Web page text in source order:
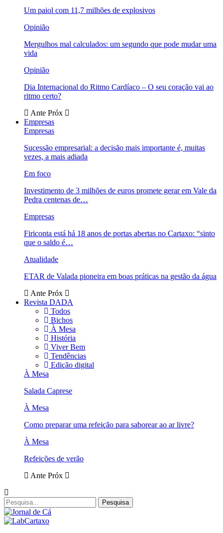
Um paiol com 11,7 milhões de explosivos
Opinião
Mergulhos mal calculados: um segundo que pode mudar uma
vida
Opinião
Dia Internacional do Ritmo Cardíaco – O seu coração vai ao
ritmo certo?
Ante Próx
Empresas
Empresas
Sucessão empresarial: a decisão mais importante é, muitas
vezes, a mais adiada
Em foco
Investimento de 3 milhões de euros promete gerar em Vale da
Pedra centenas de…
Empresas
Firiconta está há 18 anos de portas abertas no Cartaxo: “sinto
que o saldo é…
Atualidade
ETAR de Valada pioneira em boas práticas na gestão da água
Ante Próx
Revista DADA
Todos
Bichos
À Mesa
História
Viver Bem
Tendências
Edição digital
À Mesa
Salada Caprese
À Mesa
Como preparar uma refeição para saborear ao ar livre?
À Mesa
Refeições de verão
Ante Próx